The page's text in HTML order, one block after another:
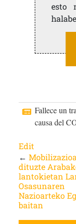
esto
Fallece un
causa del
Edit
←
dituzte
lantokietan
Osasunaren
Nazioarteko
baitan